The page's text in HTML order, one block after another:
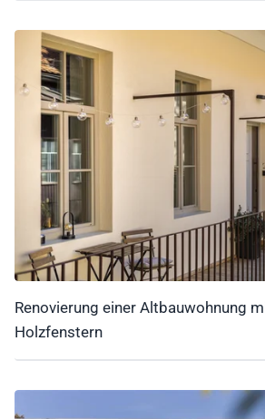
Renovierung einer Altbauwohnung
Holzfenstern